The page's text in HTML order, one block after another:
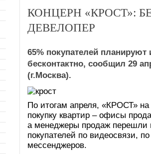
КОНЦЕРН «КРОСТ»:
ДЕВЕЛОПЕР
65% покупателей
бесконтактно, сообщил 29
(г.Москва).
По итогам апреля, «КРОСТ»
покупку квартир – офисы
а менеджеры продаж перешли
покупателей по видеосвязи,
мессенджеров.